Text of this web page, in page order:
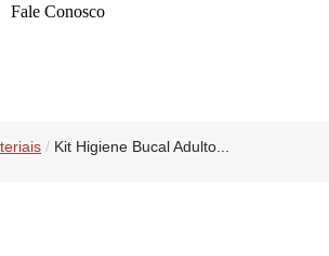
Fale Conosco
/ Kit Higiene Bucal Adulto...